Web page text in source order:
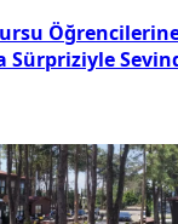
Sürpriziyle